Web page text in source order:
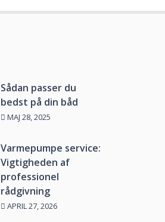
Sådan passer du
bedst på din båd
MAJ 28, 2025
Varmepumpe service:
Vigtigheden af
professionel
rådgivning
APRIL 27, 2026